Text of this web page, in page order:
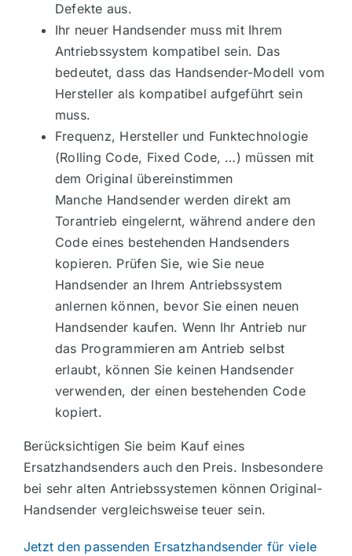
Defekte aus.
Ihr neuer Handsender muss mit Ihrem
Antriebssystem kompatibel sein. Das
bedeutet, dass das Handsender-Modell vom
Hersteller als kompatibel aufgeführt sein
muss.
Frequenz, Hersteller und Funktechnologie
(Rolling Code, Fixed Code, …) müssen mit
dem Original übereinstimmen
Manche Handsender werden direkt am
Torantrieb eingelernt, während andere den
Code eines bestehenden Handsenders
kopieren. Prüfen Sie, wie Sie neue
Handsender an Ihrem Antriebssystem
anlernen können, bevor Sie einen neuen
Handsender kaufen. Wenn Ihr Antrieb nur
das Programmieren am Antrieb selbst
erlaubt, können Sie keinen Handsender
verwenden, der einen bestehenden Code
kopiert.
Berücksichtigen Sie beim Kauf eines
Ersatzhandsenders auch den Preis. Insbesondere
bei sehr alten Antriebssystemen können Original-
Handsender vergleichsweise teuer sein.
Jetzt den passenden Ersatzhandsender für viele